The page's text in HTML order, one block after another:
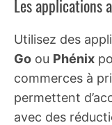
Les applications
Utilisez des
Go ou Phénix
commerces à
permettent
avec des